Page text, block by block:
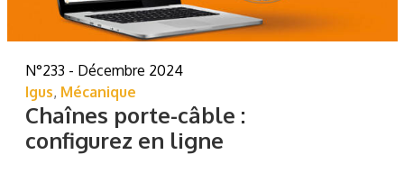
N°233 - Décembre 2024
Igus, Mécanique
Chaînes porte-câble :
configurez en ligne